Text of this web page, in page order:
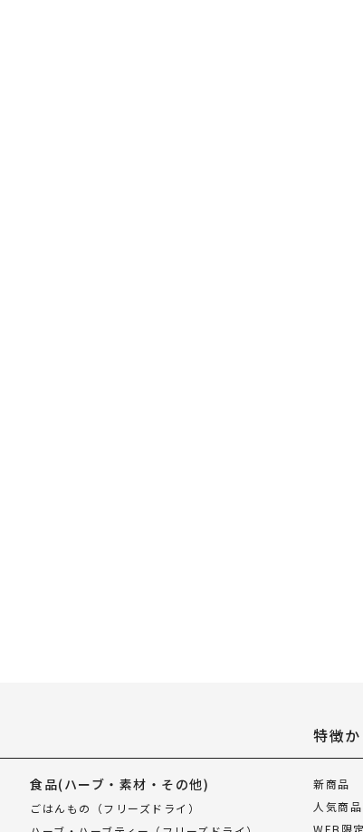
食品(ハーブ・素材・その他)
ごはんもの（フリーズドライ）
特徴
新商品
人気商品
WEB限